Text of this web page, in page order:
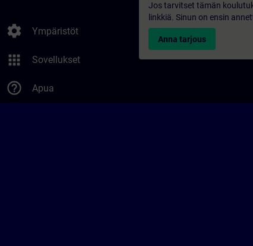
settings Ympäristöt
apps Sovellukset
help_outline Apua
Jos tarvitset tämän
linkkiä. Sinun on ensin
Anna tarjous